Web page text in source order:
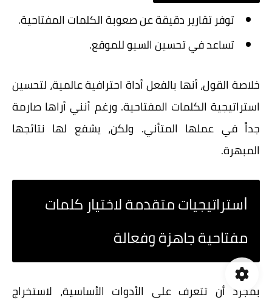
توفر تقارير دقيقة عن صعوبة الكلمات المفتاحية.
تساعد في تحسين السيو للموقع.
خلاصة القول، أنها بالفعل أداة احترافية عالمية، لتحسين
استراتيجية الكلمات المفتاحية. ورغم أنني أراها صارمة
جداً في عملها المتأني. ولكن، يشفع لها نتائجها
المبهرة.
استراتيجيات متقدمة لاختيار كلمات
مفتاحية جاهزة وفعالة
بمجرد أن تتعرف على الأدوات الأساسية، لاستخراج